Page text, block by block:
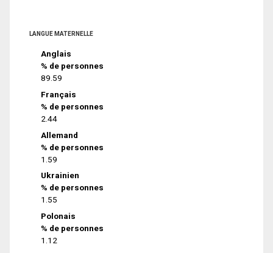
LANGUE MATERNELLE
Anglais
% de personnes
89.59
Français
% de personnes
2.44
Allemand
% de personnes
1.59
Ukrainien
% de personnes
1.55
Polonais
% de personnes
1.12